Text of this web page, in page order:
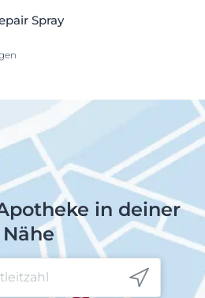
Spray
in deiner
Nähe